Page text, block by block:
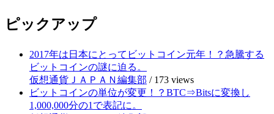
ピックアップ
2017年は日本にとってビットコイン元年！？急騰する
ビットコインの謎に迫る。
仮想通貨ＪＡＰＡＮ編集部 / 173 views
ビットコインの単位が変更！？BTC⇒Bitsに変換し
1,000,000分の1で表記に。